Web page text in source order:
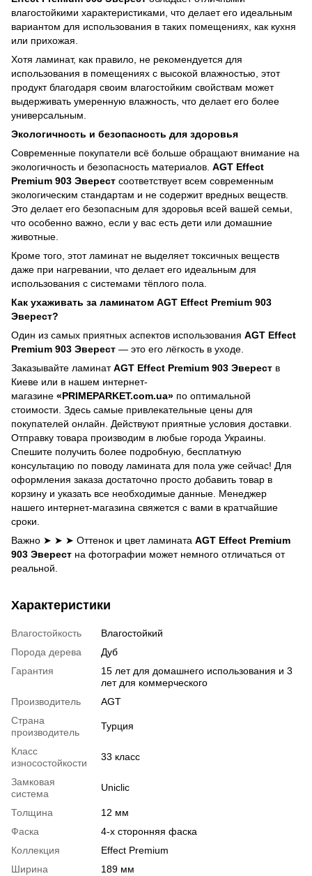
влагостойкими характеристиками, что делает его идеальным
вариантом для использования в таких помещениях, как кухня
или прихожая.
Хотя ламинат, как правило, не рекомендуется для
использования в помещениях с высокой влажностью, этот
продукт благодаря своим влагостойким свойствам может
выдерживать умеренную влажность, что делает его более
универсальным.
Экологичность и безопасность для здоровья
Современные покупатели всё больше обращают внимание на
экологичность и безопасность материалов. AGT Effect
Premium 903 Эверест соответствует всем современным
экологическим стандартам и не содержит вредных веществ.
Это делает его безопасным для здоровья всей вашей семьи,
что особенно важно, если у вас есть дети или домашние
животные.
Кроме того, этот ламинат не выделяет токсичных веществ
даже при нагревании, что делает его идеальным для
использования с системами тёплого пола.
Как ухаживать за ламинатом AGT Effect Premium 903
Эверест?
Один из самых приятных аспектов использования AGT Effect
Premium 903 Эверест — это его лёгкость в уходе.
Заказывайте ламинатAGT Effect Premium 903 Эверест в
Киеве или в нашем интернет-
магазине «PRIMEPARKET.com.ua» по оптимальной
стоимости. Здесь самые привлекательные цены для
покупателей онлайн. Действуют приятные условия доставки.
Отправку товара производим в любые города Украины.
Спешите получить более подробную, бесплатную
консультацию по поводу ламината для пола уже сейчас! Для
оформления заказа достаточно просто добавить товар в
корзину и указать все необходимые данные. Менеджер
нашего интернет-магазина свяжется с вами в кратчайшие
сроки.
Важно ➤ ➤ ➤ Оттенок и цвет ламината AGT Effect Premium
903 Эверест на фотографии может немного отличаться от
реальной.
Характеристики
Влагостойкость
Влагостойкий
Порода дерева
Дуб
Гарантия
15 лет для домашнего использования и 3
лет для коммерческого
Производитель
AGT
Страна
производитель
Турция
Класс
износостойкости
33 класс
Замковая
система
Uniclic
Толщина
12 мм
Фаска
4-х сторонняя фаска
Коллекция
Effect Premium
Ширина
189 мм